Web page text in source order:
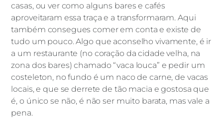
casas, ou ver como alguns bares e cafés
aproveitaram essa traça e a transformaram. Aqui
também consegues comer em conta e existe de
tudo um pouco. Algo que aconselho vivamente, é ir
a um restaurante (no coração da cidade velha, na
zona dos bares) chamado “vaca louca” e pedir um
costeleton, no fundo é um naco de carne, de vacas
locais, e que se derrete de tão macia e gostosa que
é, o único se não, é não ser muito barata, mas vale a
pena.